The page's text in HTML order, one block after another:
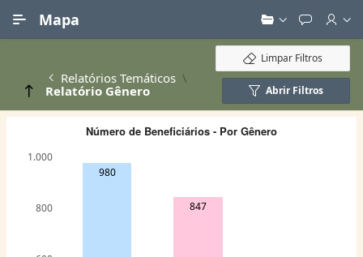
Mapa
Relatórios Temáticos
Relatório Gênero
Limpar Filtros
Abrir Filtros
980
847
Número de Beneficiários - Por Gênero
800
1.000